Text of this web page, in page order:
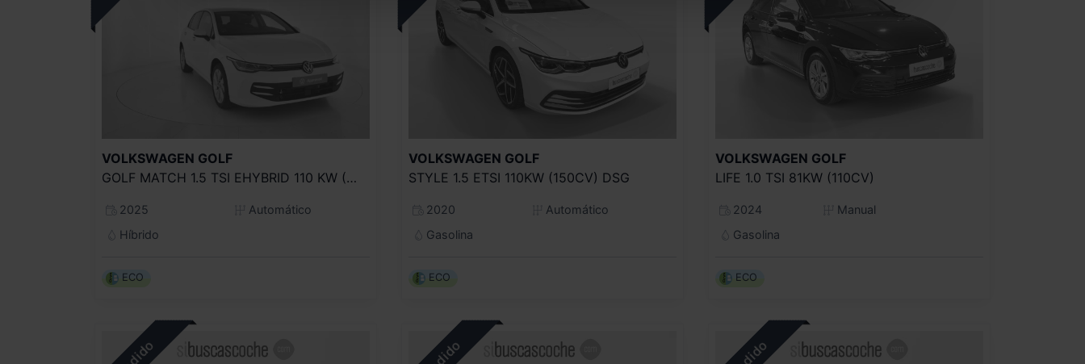
VOLKSWAGEN GOLF
GOLF MATCH 1.5 TSI EHYBRID 110 KW (150 CV) / 85 KW (115 CV) AUTOMÁTICO DSG 6 VEL.
2025
Automático
Híbrido
ECO
VOLKSWAGEN GOLF
STYLE 1.5 ETSI 110KW (150CV) DSG
2020
Automático
Gasolina
ECO
VOLKSWAGEN GOLF
LIFE 1.0 TSI 81KW (110CV)
2024
Manual
Gasolina
ECO